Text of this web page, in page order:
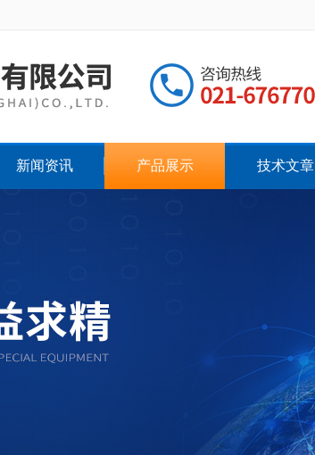
新闻资讯 产品展示 技术文章